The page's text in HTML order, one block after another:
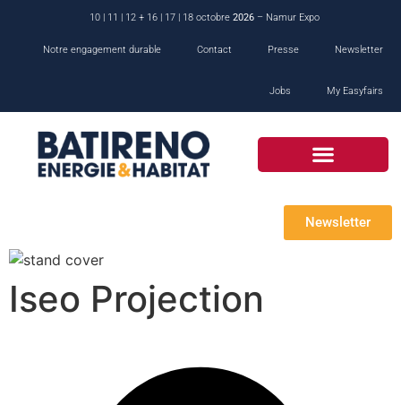
10 | 11 | 12 + 16 | 17 | 18 octobre 2026– Namur Expo
Notre engagement durable Contact Presse Newsletter
Jobs My Easyfairs
Newsletter
Iseo Projection